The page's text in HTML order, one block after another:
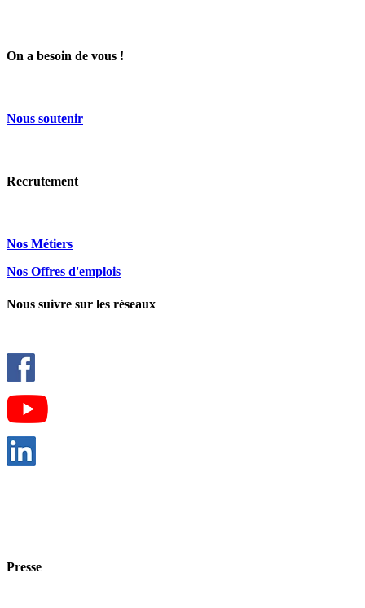
On a besoin de vous !
Nous soutenir
Recrutement
Nos Métiers
Nos Offres d'emplois
Nous suivre sur les réseaux
Presse